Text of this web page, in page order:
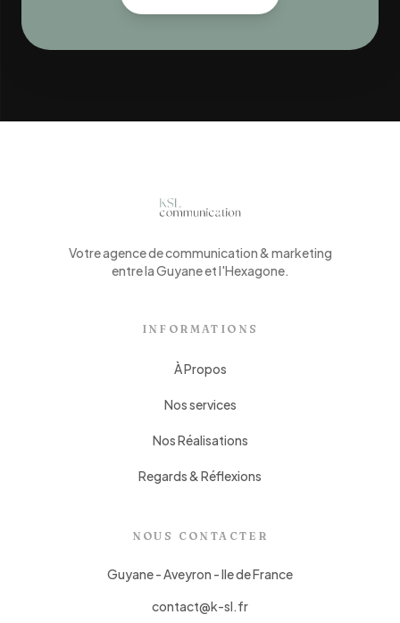
Votre agence de communication & marketing
entre la Guyane et l'Hexagone.
INFORMATIONS
À Propos
Nos services
Nos Réalisations
Regards & Réflexions
NOUS CONTACTER
Guyane - Aveyron - Ile de France
contact@k-sl.fr